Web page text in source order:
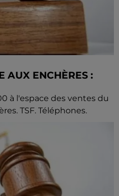
AUX ENCHÈRES :
à l'espace des ventes du
TSF. Téléphones.